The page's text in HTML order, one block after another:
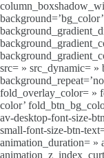
src= » src_dynamic= »
fold_overlay_color= »
color’
av-desktop-font-size-
small-font-size-btn-
animation_duration= »